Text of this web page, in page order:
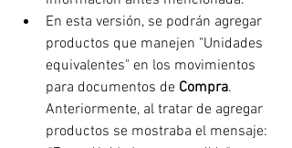
En esta versión, se podrán agregar
productos que manejen "Unidades
equivalentes" en los movimientos
para documentos de Compra.
Anteriormente, al tratar de agregar
productos se mostraba el mensaje: